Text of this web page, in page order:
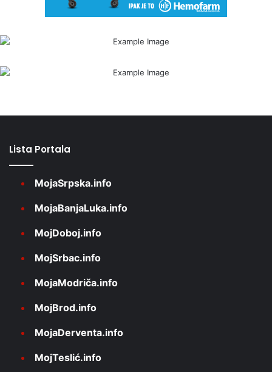
Lista Portala
MojaSrpska.info
MojaBanjaLuka.info
MojDoboj.info
MojSrbac.info
MojaModriča.info
MojBrod.info
MojaDerventa.info
MojTeslić.info